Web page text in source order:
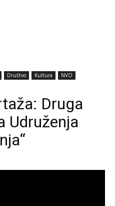
Društvo Kultura
NVO
Druga
Udruženja